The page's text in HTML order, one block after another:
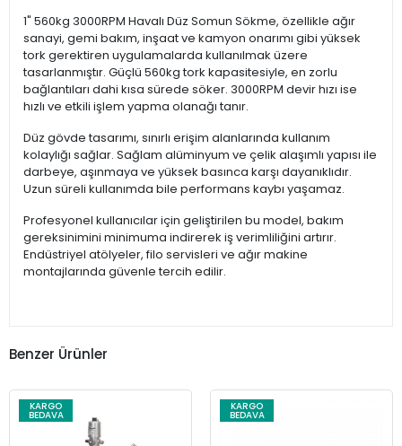
1" 560kg 3000RPM Havalı Düz Somun Sökme, özellikle ağır
sanayi, gemi bakım, inşaat ve kamyon onarımı gibi yüksek
tork gerektiren uygulamalarda kullanılmak üzere
tasarlanmıştır. Güçlü 560kg tork kapasitesiyle, en zorlu
bağlantıları dahi kısa sürede söker. 3000RPM devir hızı ise
hızlı ve etkili işlem yapma olanağı tanır.
Düz gövde tasarımı, sınırlı erişim alanlarında kullanım
kolaylığı sağlar. Sağlam alüminyum ve çelik alaşımlı yapısı ile
darbeye, aşınmaya ve yüksek basınca karşı dayanıklıdır.
Uzun süreli kullanımda bile performans kaybı yaşamaz.
Profesyonel kullanıcılar için geliştirilen bu model, bakım
gereksinimini minimuma indirerek iş verimliliğini artırır.
Endüstriyel atölyeler, filo servisleri ve ağır makine
montajlarında güvenle tercih edilir.
Benzer Ürünler
KARGO
BEDAVA
KARGO
BEDAVA